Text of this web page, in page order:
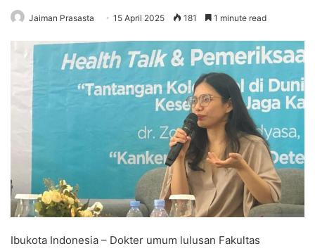
Jaiman Prasasta 15 April 2025 181 1 minute read
Ibukota Indonesia – Dokter umum lulusan Fakultas